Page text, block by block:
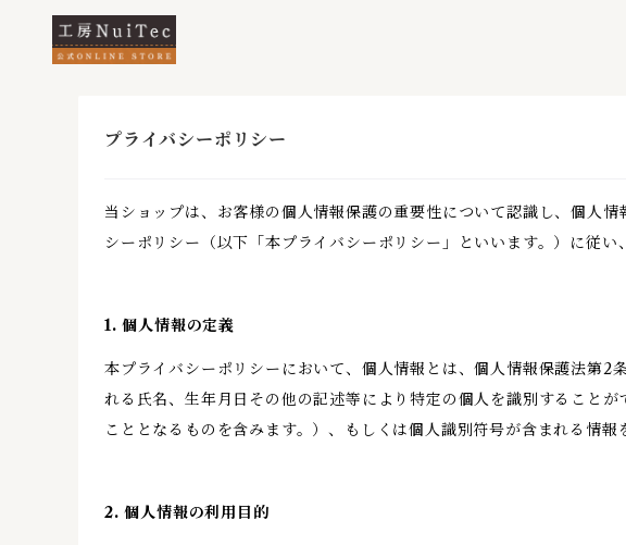
プライバシーポリシー
当ショップは、お客様の個人情報保護の重要性について認識し、個人
シーポリシー（以下「本プライバシーポリシー」といいます。）に従い
1. 個人情報の定義
本プライバシーポリシーにおいて、個人情報とは、個人情報保護法第2
れる氏名、生年月日その他の記述等により特定の個人を識別すること
こととなるものを含みます。）、もしくは個人識別符号が含まれる情報
2. 個人情報の利用目的